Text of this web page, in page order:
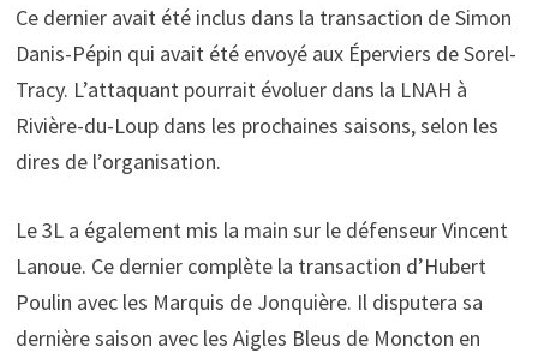
Ce dernier avait été inclus dans la transaction de Simon
Danis-Pépin qui avait été envoyé aux Éperviers de Sorel-
Tracy. L’attaquant pourrait évoluer dans la LNAH à
Rivière-du-Loup dans les prochaines saisons, selon les
dires de l’organisation.
Le 3L a également mis la main sur le défenseur Vincent
Lanoue. Ce dernier complète la transaction d’Hubert
Poulin avec les Marquis de Jonquière. Il disputera sa
dernière saison avec les Aigles Bleus de Moncton en